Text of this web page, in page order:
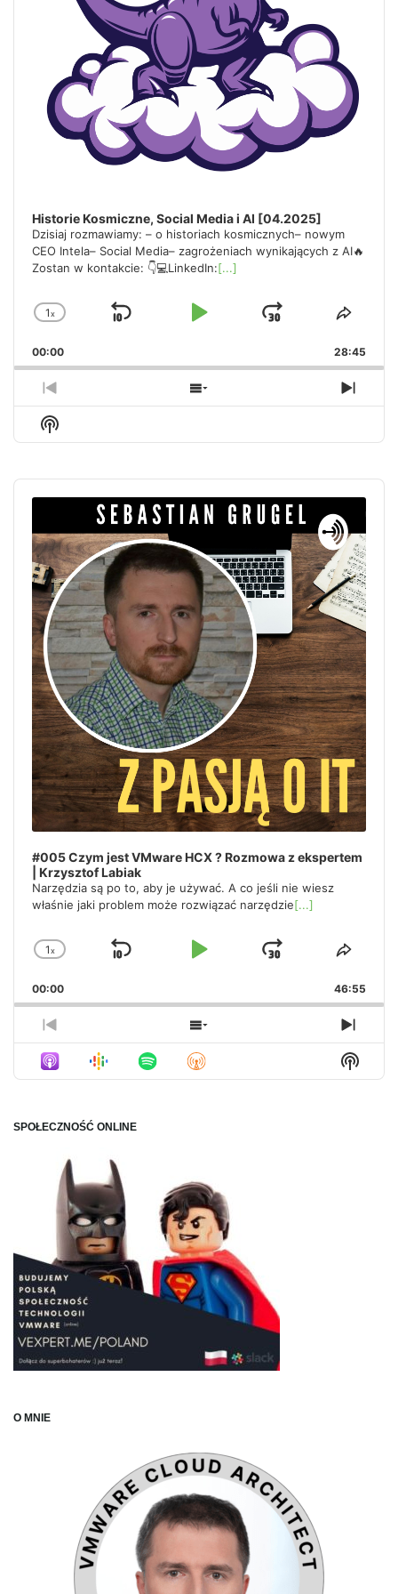
Historie Kosmiczne, Social Media i AI [04.2025]
Dzisiaj rozmawiamy: – o historiach kosmicznych– nowym
CEO Intela– Social Media– zagrożeniach wynikających z AI🔥
Zostan w kontakcie: 👇💻LinkedIn:[...]
Change
Rate
1x
Skip
Play
Jump
Forward
Share
00:00 28:45
Previous
Episode
Show
Episodes
Next
Show
Podcast
Audio
Player
#005 Czym jest VMware HCX ? Rozmowa z ekspertem
| Krzysztof Labiak
Narzędzia są po to, aby je używać. A co jeśli nie wiesz
właśnie jaki problem może rozwiązać narzędzie[...]
Change
Rate
1x
Skip
Play
Jump
Forward
Share
00:00 46:55
Previous
Episode
Show
Episodes
List
Next
Show
SPOŁECZNOŚĆ ONLINE
O MNIE